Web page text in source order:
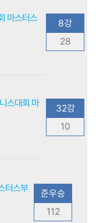
마스터스
8강
28
스대회 마
32강
10
터스부
준우승
112